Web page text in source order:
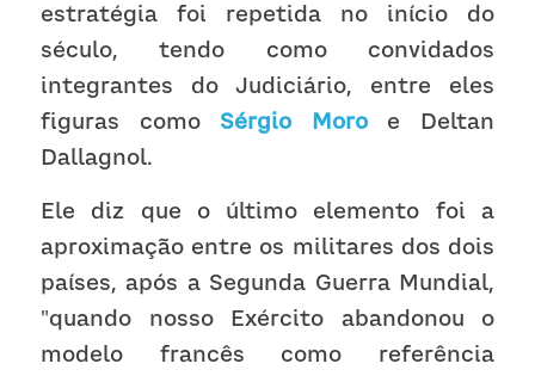
estratégia foi repetida no início do
século, tendo como convidados
integrantes do Judiciário, entre eles
figuras como Sérgio Moro e Deltan
Dallagnol.
Ele diz que o último elemento foi a
aproximação entre os militares dos dois
países, após a Segunda Guerra Mundial,
"quando nosso Exército abandonou o
modelo francês como referência